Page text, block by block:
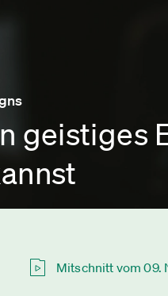
geistiges
Mitschnitt vom 09.